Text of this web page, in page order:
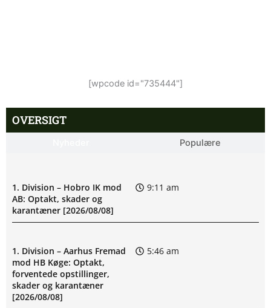
[wpcode id="735444"]
OVERSIGT
Populære
1. Division – Hobro IK mod
AB: Optakt, skader og
karantæner [2026/08/08]
9:11 am
1. Division – Aarhus Fremad
mod HB Køge: Optakt,
forventede opstillinger,
skader og karantæner
[2026/08/08]
5:46 am